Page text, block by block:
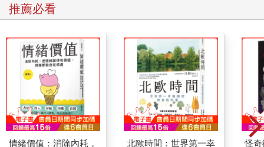
推薦必看
情緒價值：消除內耗，
北歐時間：世界第一幸
怪